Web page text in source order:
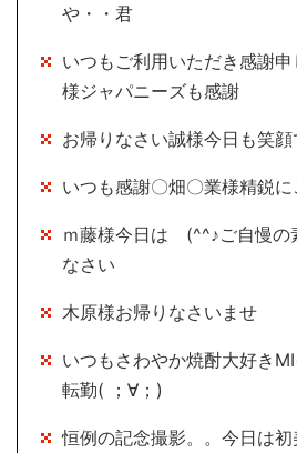
や・・君
いつもご利用いただき感謝
様ジャパニーズも感謝
お帰りなさい誠様今日も笑
いつも感謝〇畑〇業様精鋭
ｍ藤様今日は (^^♪ご自慢の
なさい
木原様お帰りなさいませ
いつもさわやか焼酎大好き
転勤( ；∀；)
恒例の記念撮影。。今日は